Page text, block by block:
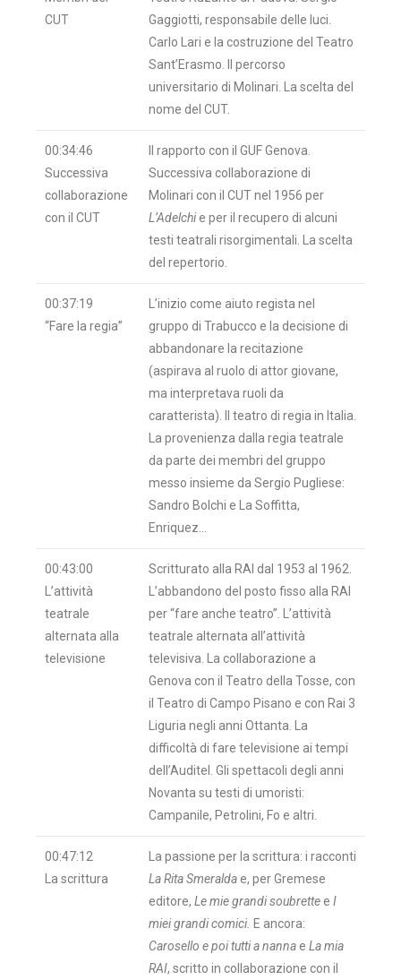
CUT
Gaggiotti, responsabile delle luci.
Carlo Lari e la costruzione del Teatro
Sant’Erasmo. Il percorso
universitario di Molinari. La scelta del
nome del CUT.
00:34:46
Successiva
collaborazione
con il CUT
Il rapporto con il GUF Genova.
Successiva collaborazione di
Molinari con il CUT nel 1956 per
L’Adelchie per il recupero di alcuni
testi teatrali risorgimentali. La scelta
del repertorio.
00:37:19
“Fare la regia”
L’inizio come aiuto regista nel
gruppo di Trabucco e la decisione di
abbandonare la recitazione
(aspirava al ruolo di attor giovane,
ma interpretava ruoli da
caratterista). Il teatro di regia in Italia.
La provenienza dalla regia teatrale
da parte dei membri del gruppo
messo insieme da Sergio Pugliese:
Sandro Bolchi e La Soffitta,
Enriquez…
00:43:00
L’attività
teatrale
alternata alla
televisione
Scritturato alla RAI dal 1953 al 1962.
L’abbandono del posto fisso alla RAI
per “fare anche teatro”. L’attività
teatrale alternata all’attività
televisiva. La collaborazione a
Genova con il Teatro della Tosse, con
il Teatro di Campo Pisano e con Rai 3
Liguria negli anni Ottanta. La
difficoltà di fare televisione ai tempi
dell’Auditel. Gli spettacoli degli anni
Novanta su testi di umoristi:
Campanile, Petrolini, Fo e altri.
00:47:12
La scrittura
La passione per la scrittura: i racconti
La Rita Smeraldae, per Gremese
editore, Le mie grandi soubrettee I
miei grandi comici. E ancora:
Carosello e poi tutti a nannae La mia
RAI, scritto in collaborazione con il